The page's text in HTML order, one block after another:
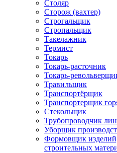
Столяр
Сторож (вахтер)
Строгальщик
Стропальщик
Такелажник
Термист
Токарь
Токарь-расточник
Токарь-
Травильщик
Транспортёрщик
Транспортерщик
Стекольщик
Трубопроводчик
Уборщик
Формовщик
строительных